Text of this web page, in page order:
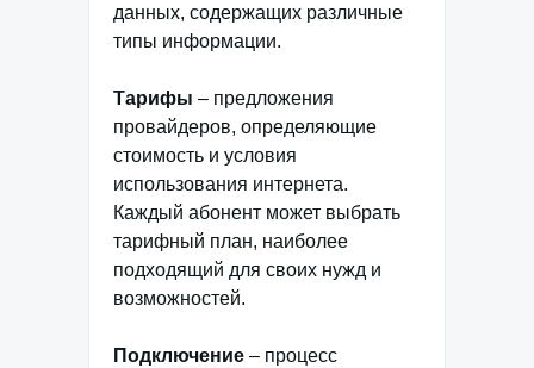
данных, содержащих различные
типы информации.
Тарифы – предложения
провайдеров, определяющие
стоимость и условия
использования интернета.
Каждый абонент может выбрать
тарифный план, наиболее
подходящий для своих нужд и
возможностей.
Подключение – процесс